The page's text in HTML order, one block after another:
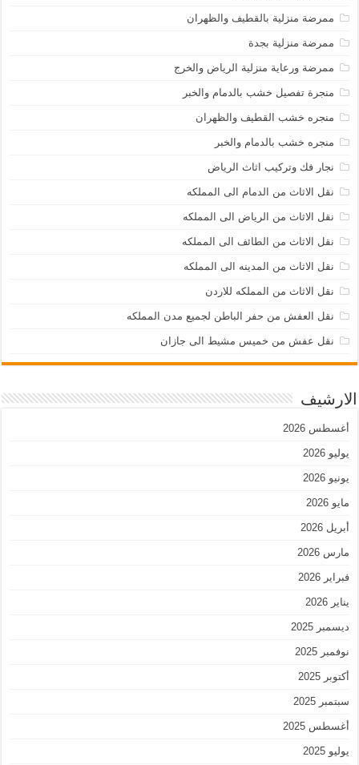
ممرضة منزلية بالقطيف والظهران
ممرضة منزلية بجدة
ممرضة ورعاية منزلية الرياض والخرج
منجرة تفصيل خشب بالدمام والخبر
منجره خشب القطيف والظهران
منجره خشب بالدمام والخبر
نجار فك وتركيب اثاث الرياض
نقل الاثاث من الدمام الى المملكه
نقل الاثاث من الرياض الى المملكه
نقل الاثاث من الطائف الى المملكه
نقل الاثاث من المدينه الى المملكه
نقل الاثاث من المملكه للاردن
نقل العفش من حفر الباطن لجميع مدن المملكه
نقل عفش من خميس مشيط الى جازان
الارشيف
أغسطس 2026
يوليو 2026
يونيو 2026
مايو 2026
أبريل 2026
مارس 2026
فبراير 2026
يناير 2026
ديسمبر 2025
نوفمبر 2025
أكتوبر 2025
سبتمبر 2025
أغسطس 2025
يوليو 2025